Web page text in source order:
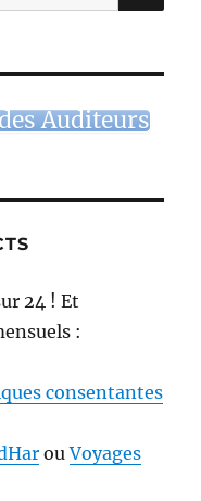
Auditeurs
24 ! Et
:
consentantes
ouVoyages